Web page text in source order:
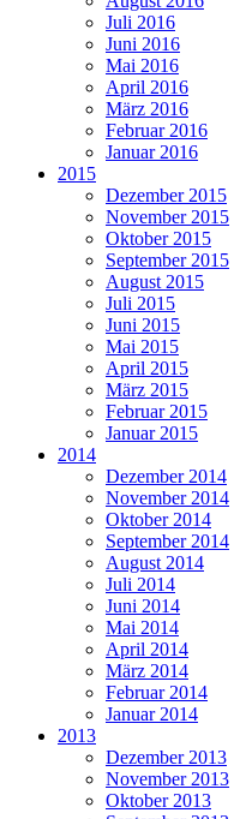
Juli 2016
Juni 2016
Mai 2016
April 2016
März 2016
Februar 2016
Januar 2016
2015
Dezember 2015
November 2015
Oktober 2015
September 2015
August 2015
Juli 2015
Juni 2015
Mai 2015
April 2015
März 2015
Februar 2015
Januar 2015
2014
Dezember 2014
November 2014
Oktober 2014
September 2014
August 2014
Juli 2014
Juni 2014
Mai 2014
April 2014
März 2014
Februar 2014
Januar 2014
2013
Dezember 2013
November 2013
Oktober 2013